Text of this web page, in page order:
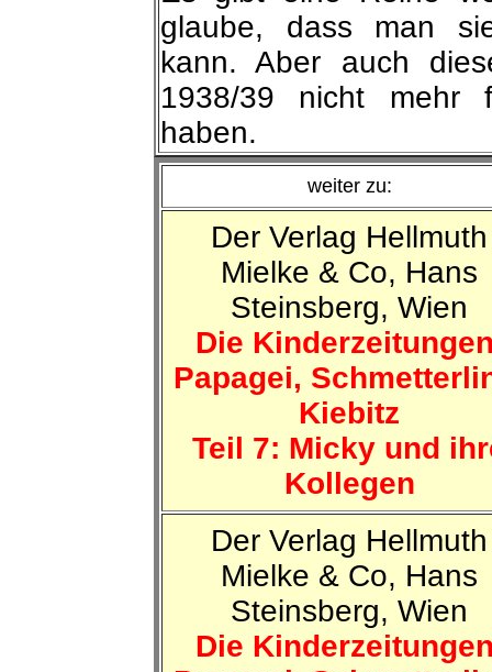
glaube, dass man
kann. Aber auch
1938/39 nicht mehr
haben.
weiter zu:
Der Verlag Hellmuth
Mielke & Co, Hans
Steinsberg, Wien
Die
Papagei,
Kiebitz
Teil 7: Micky und
Kollegen
Der Verlag Hellmuth
Mielke & Co, Hans
Steinsberg, Wien
Die